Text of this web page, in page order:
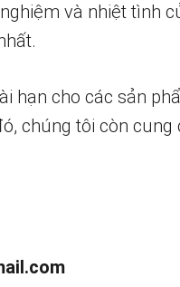
và nhiệt tình
hạn cho các sản
chúng tôi còn